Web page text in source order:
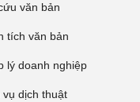
văn bản
tích văn bản
lý doanh nghiệp
vụ dịch thuật